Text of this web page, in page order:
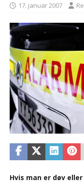
17. januar 2007
Hvis man er døv